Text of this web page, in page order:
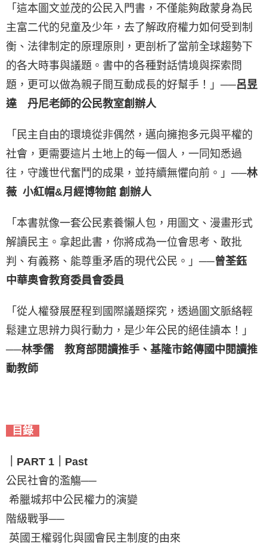
「這本圖文並茂的公民入門書，不僅能夠啟蒙身為民
主富二代的兒童及少年，去了解政府權力如何受到制
衡、法律制定的原理原則，更剖析了當前全球趨勢下
的各大時事與議題。書中的各種對話情境與探索問
題，更可以做為親子間互動成長的好幫手！」 ──呂昱
達 丹尼老師的公民教室創辦人
「民主自由的環境從非偶然，邁向擁抱多元與平權的
社會，更需要這片土地上的每一個人，一同知悉過
往，守護世代奮鬥的成果，並持續無懼向前。」 ──林
薇 小紅帽&月經博物館 創辦人
「本書就像一套公民素養懶人包，用圖文、漫畫形式
解讀民主。拿起此書，你將成為一位會思考、敢批
判、有義務、能尊重矛盾的現代公民。」 ──曾荃鈺
中華奧會教育委員會委員
「從人權發展歷程到國際議題探究，透過圖文脈絡輕
鬆建立思辨力與行動力，是少年公民的絕佳讀本！」
──林季儒 教育部閱讀推手、基隆市銘傳國中閱讀推
動教師
目錄
｜PART 1｜Past
公民社會的濫觴──
希臘城邦中公民權力的演變
階級戰爭──
英國王權弱化與國會民主制度的由來